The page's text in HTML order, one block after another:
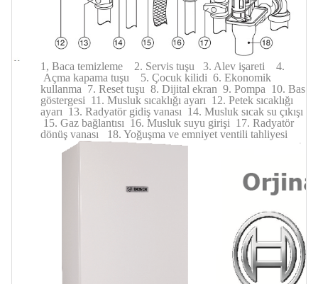
1, Baca temizleme 2. Servis tuşu 3. Alev işareti 4.
Açma kapama tuşu 5. Çocuk kilidi 6. Ekonomik
kullanma 7. Reset tuşu 8. Dijital ekran 9. Pompa 10. Bas
göstergesi 11. Musluk sıcaklığı ayarı 12. Petek sıcaklığı
ayarı 13. Radyatör gidiş vanası 14. Musluk sıcak su çıkışı
15. Gaz bağlantısı 16. Musluk suyu girişi 17. Radyatör
dönüş vanası 18. Yoğuşma ve emniyet ventili tahliyesi